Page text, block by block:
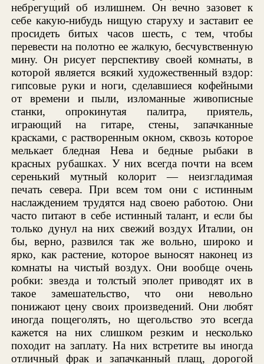
небрегущий об излишнем. Он вечно зазовет к
себе какую-нибудь нищую старуху и заставит ее
просидеть битых часов шесть, с тем, чтобы
перевести на полотно ее жалкую, бесчувственную
мину. Он рисует перспективу своей комнаты, в
которой является всякий художественный вздор:
гипсовые руки и ноги, сделавшиеся кофейными
от времени и пыли, изломанные живописные
станки, опрокинутая палитра, приятель,
играющий на гитаре, стены, запачканные
красками, с растворенным окном, сквозь которое
мелькает бледная Нева и бедные рыбаки в
красных рубашках. У них всегда почти на всем
серенький мутный колорит — неизгладимая
печать севера. При всем том они с истинным
наслаждением трудятся над своею работою. Они
часто питают в себе истинный талант, и если бы
только дунул на них свежий воздух Италии, он
бы, верно, развился так же вольно, широко и
ярко, как растение, которое выносят наконец из
комнаты на чистый воздух. Они вообще очень
робки: звезда и толстый эполет приводят их в
такое замешательство, что они невольно
понижают цену своих произведений. Они любят
иногда пощеголять, но щегольство это всегда
кажется на них слишком резким и несколько
походит на заплату. На них встретите вы иногда
отличный фрак и запачканный плащ, дорогой